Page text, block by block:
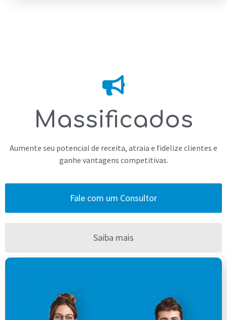
Massificados
Aumente seu potencial de receita, atraia e fidelize clientes e
ganhe vantagens competitivas.
Fale com um Consultor
Saiba mais